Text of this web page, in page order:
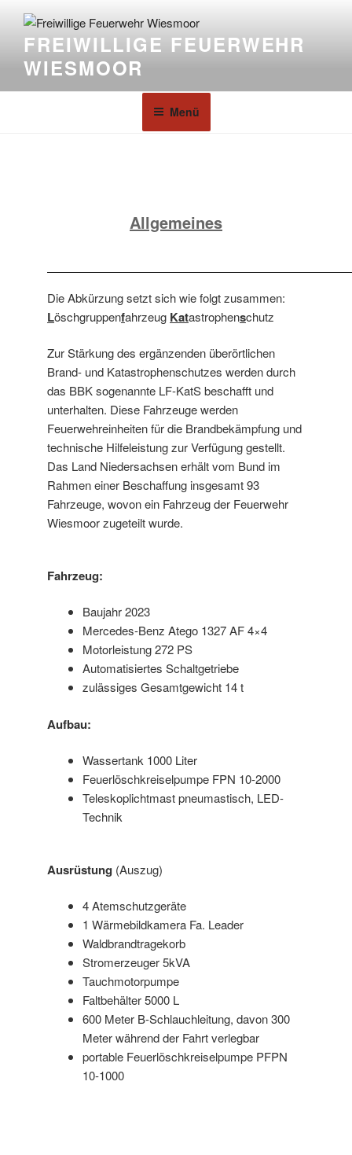
FREIWILLIGE FEUERWEHR
WIESMOOR
Menü
Allgemeines
Die Abkürzung setzt sich wie folgt zusammen:
Löschgruppenfahrzeug Katastrophenschutz
Zur Stärkung des ergänzenden überörtlichen
Brand- und Katastrophenschutzes werden durch
das BBK sogenannte LF-KatS beschafft und
unterhalten. Diese Fahrzeuge werden
Feuerwehreinheiten für die Brandbekämpfung und
technische Hilfeleistung zur Verfügung gestellt.
Das Land Niedersachsen erhält vom Bund im
Rahmen einer Beschaffung insgesamt 93
Fahrzeuge, wovon ein Fahrzeug der Feuerwehr
Wiesmoor zugeteilt wurde.
Fahrzeug:
Baujahr 2023
Mercedes-Benz Atego 1327 AF 4×4
Motorleistung 272 PS
Automatisiertes Schaltgetriebe
zulässiges Gesamtgewicht 14 t
Aufbau:
Wassertank 1000 Liter
Feuerlöschkreiselpumpe FPN 10-2000
Teleskoplichtmast pneumastisch, LED-
Technik
Ausrüstung (Auszug)
4 Atemschutzgeräte
1 Wärmebildkamera Fa. Leader
Waldbrandtragekorb
Stromerzeuger 5kVA
Tauchmotorpumpe
Faltbehälter 5000 L
600 Meter B-Schlauchleitung, davon 300
Meter während der Fahrt verlegbar
portable Feuerlöschkreiselpumpe PFPN
10-1000